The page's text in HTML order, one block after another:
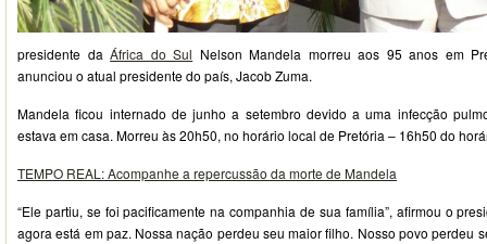
presidente daÁfrica do Sul Nelson Mandela morreu aos 95 anos em
anunciou o atual presidente do país, Jacob Zuma.
Mandela ficou internado de junho a setembro devido a uma infecção
estava em casa. Morreu às 20h50, no horário local de Pretória – 16h50 do
TEMPO REAL: Acompanhe a repercussão da morte de Mandela
“Ele partiu, se foi pacificamente na companhia de sua família”, afirmou o
agora está em paz. Nossa nação perdeu seu maior filho. Nosso povo perdeu